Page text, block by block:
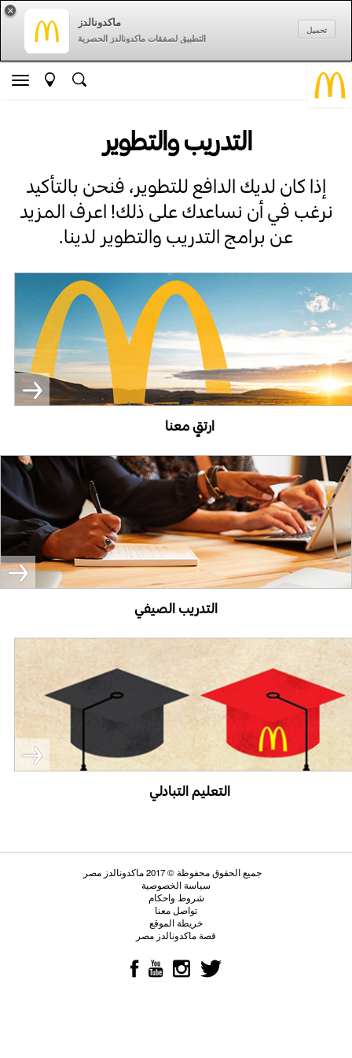
ماكدونالدز
التطبيق لصفقات ماكدونالدز الحصرية
تحميل
×
التدريب والتطوير
إذا كان لديك الدافع للتطوير، فنحن بالتأكيد
نرغب في أن نساعدك على ذلك! اعرف المزيد
عن برامج التدريب والتطوير لدينا.
ارتقٍ معنا
التدريب الصيفي
التعليم التبادلي
سياسة الخصوصية
شروط واحكام
تواصل معنا
خريطة الموقع
قصة ماكدونالدز مصر